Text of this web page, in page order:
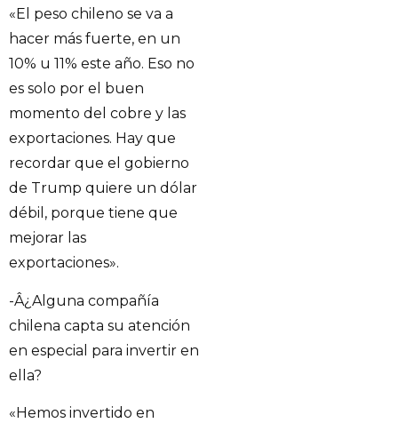
«El peso chileno se va a
hacer más fuerte, en un
10% u 11% este año. Eso no
es solo por el buen
momento del cobre y las
exportaciones. Hay que
recordar que el gobierno
de Trump quiere un dólar
débil, porque tiene que
mejorar las
exportaciones».
-Â¿Alguna compañía
chilena capta su atención
en especial para invertir en
ella?
«Hemos invertido en